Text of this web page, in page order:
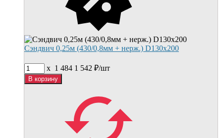
Сэндвич 0,25м (430/0,8мм + нерж.) D130х200
x 1 484 1 542 ₽/шт